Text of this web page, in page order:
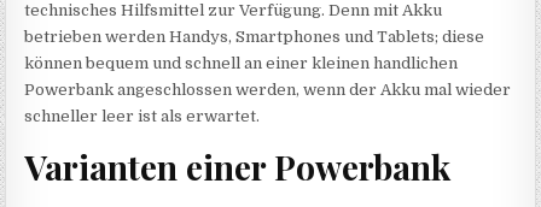
technisches Hilfsmittel zur Verfügung. Denn mit Akku
betrieben werden Handys, Smartphones und Tablets; diese
können bequem und schnell an einer kleinen handlichen
Powerbank angeschlossen werden, wenn der Akku mal wieder
schneller leer ist als erwartet.
Varianten einer Powerbank